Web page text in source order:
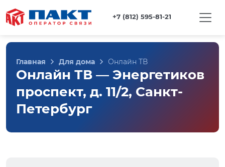
+7 (812) 595-81-21
Главная Для дома Онлайн ТВ
Онлайн ТВ — Энергетиков
проспект, д. 11/2, Санкт-
Петербург